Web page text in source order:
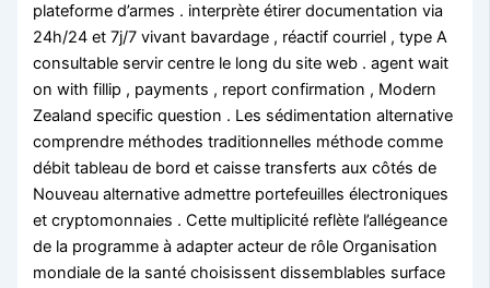
plateforme d’armes . interprète étirer documentation via
24h/24 et 7j/7 vivant bavardage , réactif courriel , type A
consultable servir centre le long du site web . agent wait
on with fillip , payments , report confirmation , Modern
Zealand specific question . Les sédimentation alternative
comprendre méthodes traditionnelles méthode comme
débit tableau de bord et caisse transferts aux côtés de
Nouveau alternative admettre portefeuilles électroniques
et cryptomonnaies . Cette multiplicité reflète l’allégeance
de la programme à adapter acteur de rôle Organisation
mondiale de la santé choisissent dissemblables surface